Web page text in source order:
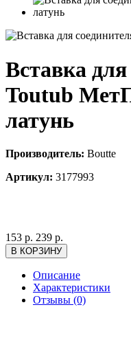
Вставка
Toutub
латунь
Производитель: Boutte
Артикул: 3177993
153 р. 239 р.
Описание
Характеристики
Отзывы (0)